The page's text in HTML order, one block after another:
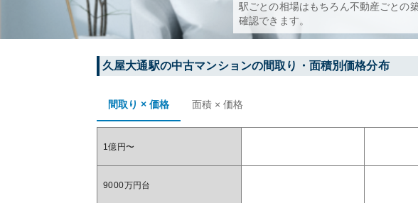
駅ごとの相場はもちろん不動産ごとの
確認できます。
久屋大通駅の中古マンションの間取り・面積別価格分布
間取り × 価格 面積 × 価格
1億円〜
9000万円台